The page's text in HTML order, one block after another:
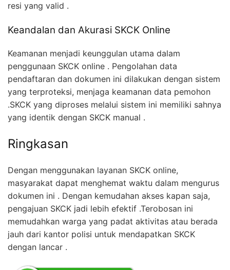
resi yang valid .
Keandalan dan Akurasi SKCK Online
Keamanan menjadi keunggulan utama dalam
penggunaan SKCK online . Pengolahan data
pendaftaran dan dokumen ini dilakukan dengan sistem
yang terproteksi, menjaga keamanan data pemohon
.SKCK yang diproses melalui sistem ini memiliki sahnya
yang identik dengan SKCK manual .
Ringkasan
Dengan menggunakan layanan SKCK online,
masyarakat dapat menghemat waktu dalam mengurus
dokumen ini . Dengan kemudahan akses kapan saja,
pengajuan SKCK jadi lebih efektif .Terobosan ini
memudahkan warga yang padat aktivitas atau berada
jauh dari kantor polisi untuk mendapatkan SKCK
dengan lancar .